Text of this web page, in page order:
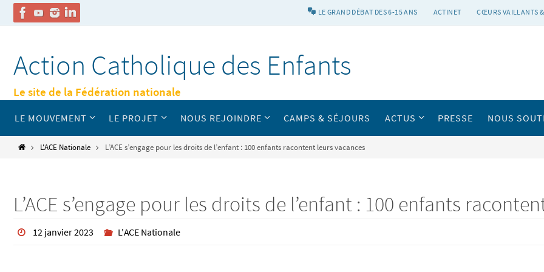
contenu
LE GRAND DÉBAT DES 6-15 ANS ACTINET CŒURS VAILLANTS
Action Catholique des Enfants
Le site de la Fédération nationale
contenu
LE MOUVEMENT LE PROJET NOUS REJOINDRE CAMPS & SÉJOURS ACTUS PRESSE NOUS
HomeL'ACE Nationale L’ACE s’engage pour les droits de l’enfant : 100 enfants racontent leurs vacances
L’ACE s’engage pour les droits de l’enfant : 100 enfants
12 janvier 2023 L'ACE Nationale